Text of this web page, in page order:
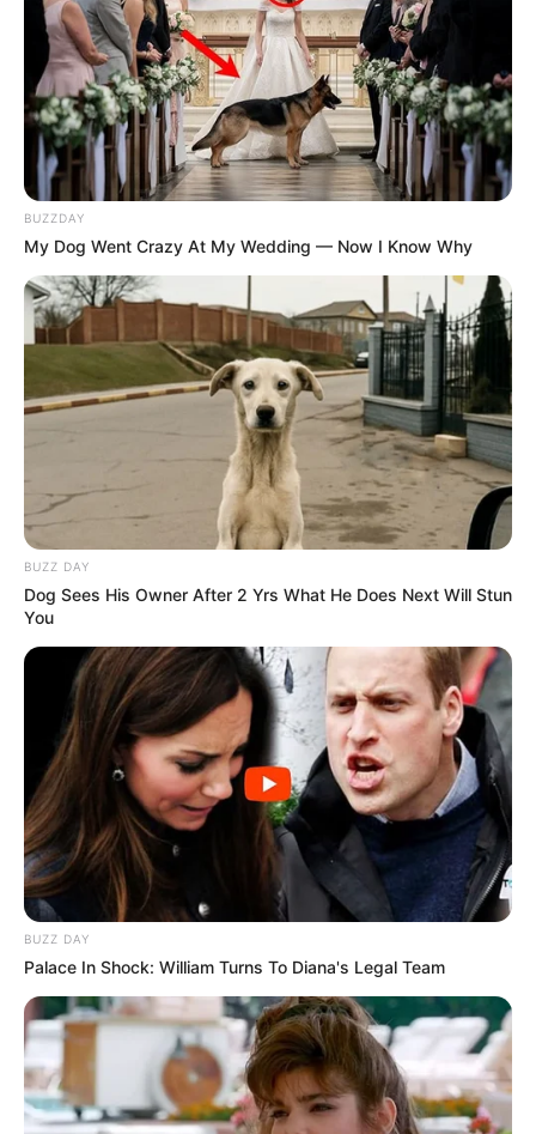
BUZZDAY
My Dog Went Crazy At My Wedding — Now I Know Why
BUZZ DAY
Dog Sees His Owner After 2 Yrs What He Does Next Will Stun
You
BUZZ DAY
Palace In Shock: William Turns To Diana's Legal Team